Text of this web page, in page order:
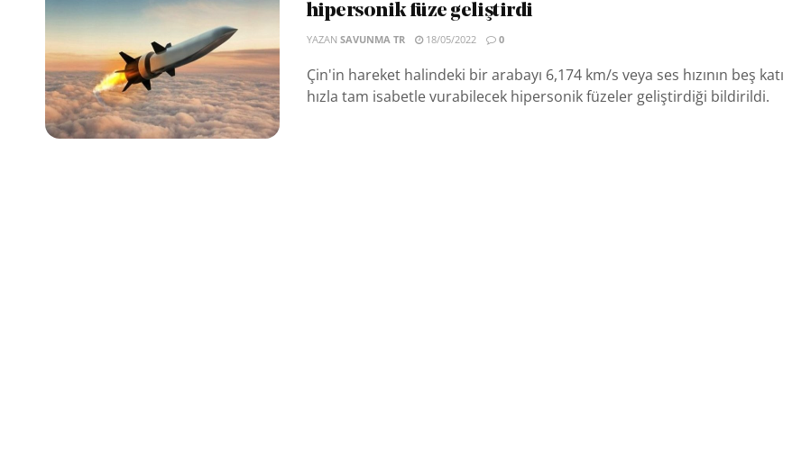
hipersonik füze geliştirdi
YAZAN SAVUNMA TR 18/05/2022 0
Çin'in hareket halindeki bir arabayı 6,174 km/s veya ses hızının beş katı
hızla tam isabetle vurabilecek hipersonik füzeler geliştirdiği bildirildi.